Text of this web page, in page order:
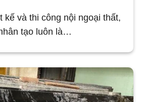
kế và thi công nội ngoại thất,
tạo luôn là…